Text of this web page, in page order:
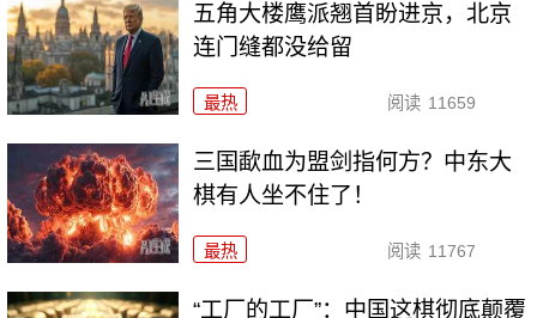
五角大楼鹰派翘首盼进京，北京
连门缝都没给留
最热 阅读 11659
三国歃血为盟剑指何方？中东大
棋有人坐不住了！
最热 阅读 11767
“工厂的工厂”：中国这棋彻底颠覆